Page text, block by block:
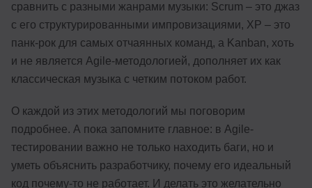
сравнить с разными жанрами музыки: Scrum – это джаз
с его структурированными импровизациями, XP – это
панк-рок для самых отчаянных команд, а Kanban, хоть
и не является Agile-методологией, дополняет их как
классическая музыка с четким потоком работ.
О каждой из этих методологий мы поговорим
подробнее. А пока запомните главное: в Agile-
тестировании важно не только находить баги, но и
уметь объяснить разработчику, почему его идеальный
код почему-то не работает. И делать это желательно